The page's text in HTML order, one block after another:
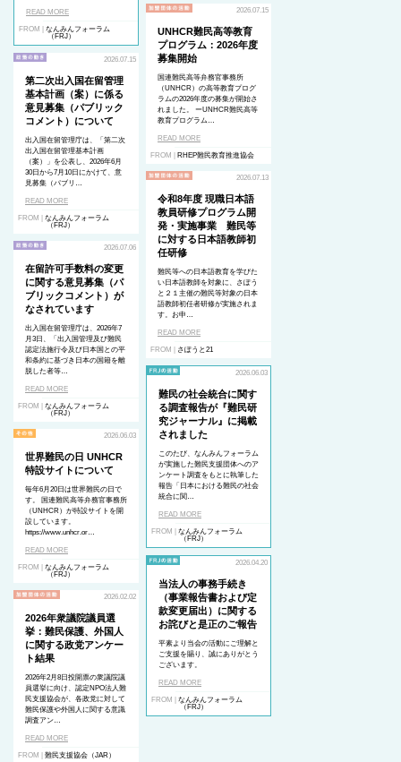
READ MORE
FROM | なんみんフォーラム
（FRJ）
2026.07.15
UNHCR難民高等教育
プログラム：2026年度
募集開始
国連難民高等弁務官事務所
（UNHCR）の高等教育プログ
ラムの2026年度の募集が開始さ
れました。 ーUNHCR難民高等
教育プログラム…
READ MORE
FROM | RHEP難民教育推進協会
2026.07.15
第二次出入国在留管理
基本計画（案）に係る
意見募集（パブリック
コメント）について
出入国在留管理庁は、「第二次
出入国在留管理基本計画
（案）」を公表し、2026年6月
30日から7月10日にかけて、意
見募集（パブリ…
READ MORE
FROM | なんみんフォーラム
（FRJ）
2026.07.13
令和8年度 現職日本語
教員研修プログラム開
発・実施事業 難民等
に対する日本語教師初
任研修
難民等への日本語教育を学びた
い日本語教師を対象に、さぽう
と２１主催の難民等対象の日本
語教師初任者研修が実施されま
す。お申…
READ MORE
FROM | さぽうと21
2026.07.06
在留許可手数料の変更
に関する意見募集（パ
ブリックコメント）が
なされています
出入国在留管理庁は、2026年7
月3日、「出入国管理及び難民
認定法施行令及び日本国との平
和条約に基づき日本の国籍を離
脱した者等…
READ MORE
FROM | なんみんフォーラム
（FRJ）
2026.06.03
難民の社会統合に関す
る調査報告が『難民研
究ジャーナル』に掲載
されました
このたび、なんみんフォーラム
が実施した難民支援団体へのア
ンケート調査をもとに執筆した
報告「日本における難民の社会
統合に関…
READ MORE
FROM | なんみんフォーラム
（FRJ）
2026.06.03
世界難民の日 UNHCR
特設サイトについて
毎年6月20日は世界難民の日で
す。 国連難民高等弁務官事務所
（UNHCR）が特設サイトを開
設しています。
https://www.unhcr.or…
READ MORE
FROM | なんみんフォーラム
（FRJ）
2026.04.20
当法人の事務手続き
（事業報告書および定
款変更届出）に関する
お詫びと是正のご報告
平素より当会の活動にご理解と
ご支援を賜り、誠にありがとう
ございます。
READ MORE
FROM | なんみんフォーラム
（FRJ）
2026.02.02
2026年衆議院議員選
挙：難民保護、外国人
に関する政党アンケー
ト結果
2026年2月8日投開票の衆議院議
員選挙に向け、認定NPO法人難
民支援協会が、各政党に対して
難民保護や外国人に関する意識
調査アン…
READ MORE
FROM | 難民支援協会（JAR）